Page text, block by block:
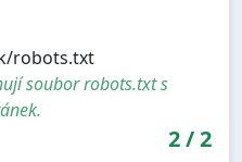
robots.txt
soubor robots.txt s
2/2